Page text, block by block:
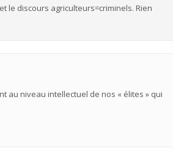
le discours agriculteurs=criminels. Rien
au niveau intellectuel de nos « élites » qui